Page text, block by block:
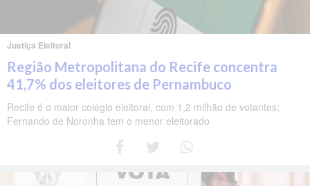
Justiça Eleitoral
Região Metropolitana do Recife concentra
41,7% dos eleitores de Pernambuco
Recife é o maior colégio eleitoral, com 1,2 milhão de votantes;
Fernando de Noronha tem o menor eleitorado